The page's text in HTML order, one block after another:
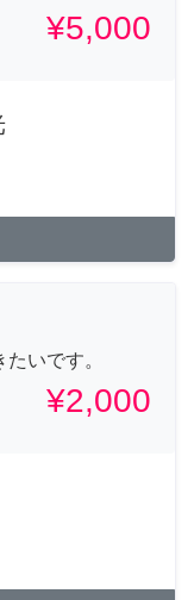
¥5,000
いです。
¥2,000